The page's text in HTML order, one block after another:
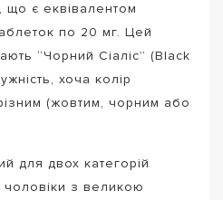
що є еквівалентом
по 20 мг. Цей
“Чорний Сіаліс” (Black
хоча колір
(жовтим, чорним або
для двох категорій
з великою